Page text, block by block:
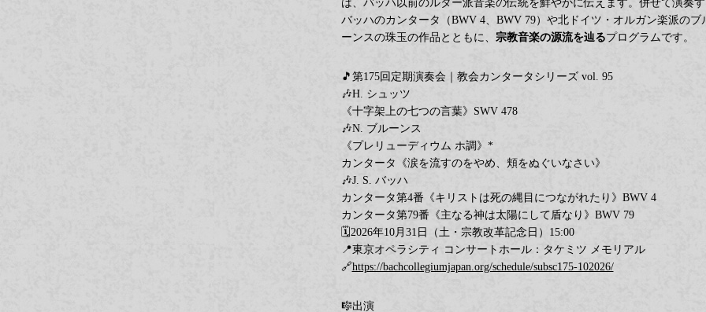
は、バッハ以前のルター派音楽の伝統を鮮やかに伝えます。併せて演奏
バッハのカンタータ（BWV 4、BWV 79）や北ドイツ・オルガン楽派のブ
ーンスの珠玉の作品とともに、 宗教音楽の源流を辿るプログラムです。
🎵第175回定期演奏会｜教会カンタータシリーズ vol. 95
🎶H. シュッツ
《十字架上の七つの言葉》SWV 478
🎶N. ブルーンス
《プレリューディウム ホ調》*
カンタータ《涙を流すのをやめ、頬をぬぐいなさい》
🎶J. S. バッハ
カンタータ第4番《キリストは死の縄目につながれたり》BWV 4
カンタータ第79番《主なる神は太陽にして盾なり》BWV 79
🗓️2026年10月31日（土・宗教改革記念日）15:00
📍東京オペラシティ コンサートホール：タケミツ メモリアル
🔗https://bachcollegiumjapan.org/schedule/subsc175-102026/
🎼出演